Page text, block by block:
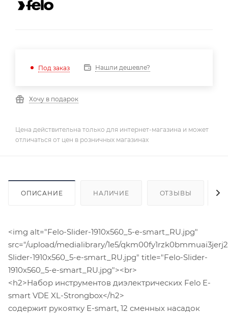
Под заказ Нашли дешевле?
Хочу в подарок
Цена действительна только для интернет-магазина и может
отличаться от цен в розничных магазинах
ОПИСАНИЕ НАЛИЧИЕ ОТЗЫВЫ
<img alt="Felo-Slider-1910x560_5-e-smart_RU.jpg"
src="/upload/medialibrary/1e5/
Slider-1910x560_5-e-smart_RU.jpg" title="Felo-Slider-
1910x560_5-e-smart_RU.jpg"><br>
<h2>Набор инструментов диэлектрических Felo E-
smart VDE XL-Strongbox</h2>
содержит рукоятку E-smart, 12 сменных насадок